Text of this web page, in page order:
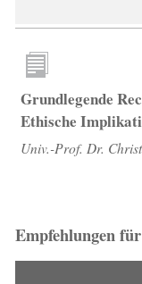
Grundlegende
Ethische
Univ.-Prof. Dr.
Empfehlungen